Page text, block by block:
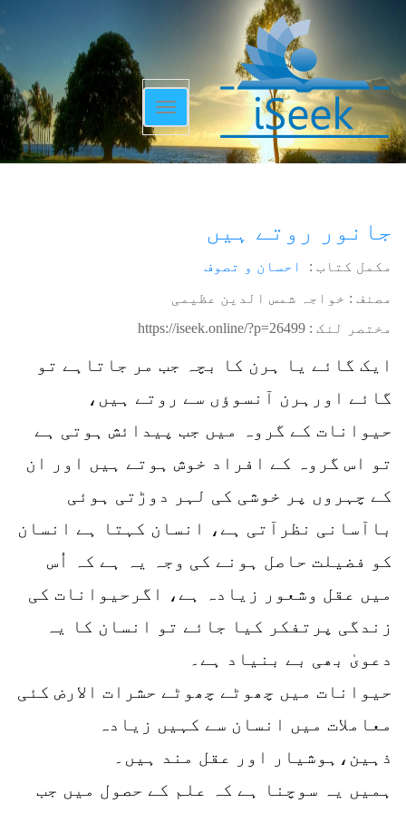
Toggle
navigation
جانور روتے ہیں
مکمل کتاب : احسان و تصوف
مصنف : خواجہ شمس الدین عظیمی
مختصر لنک : https://iseek.online/?p=26499
ایک گائے یا ہرن کا بچہ جب مر جاتاہے تو
گائے اورہرن آنسوؤں سے روتے ہیں،
حیوانات کے گروہ میں جب پیدائش ہوتی ہے
تو اس گروہ کے افراد خوش ہوتے ہیں اور ان
کے چہروں پر خوشی کی لہر دوڑتی ہوئی
باآسانی نظرآتی ہے، انسان کہتا ہے انسان
کو فضیلت حاصل ہونے کی وجہ یہ ہے کہ اُس
میں عقل وشعور زیادہ ہے، اگرحیوانات کی
زندگی پرتفکر کیا جائے تو انسان کا یہ
دعویٰ بھی بے بنیاد ہے۔
حیوانات میں چھوٹے چھوٹے حشرات الارض کئی
معاملات میں انسان سے کہیں زیادہ
ذہین،ہوشیار اور عقل مند ہیں۔
ہمیں یہ سوچنا ہے کہ علم کے حصول میں جب